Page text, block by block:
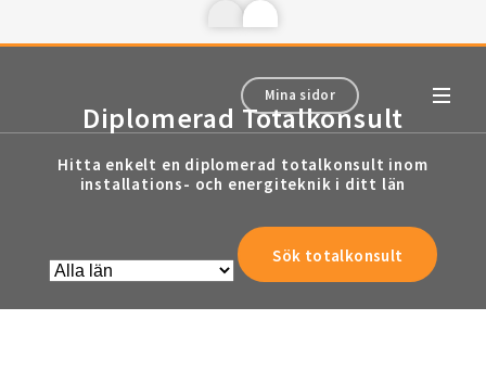
Mina sidor
Diplomerad Totalkonsult
Hitta enkelt en diplomerad totalkonsult inom
installations- och energiteknik i ditt län